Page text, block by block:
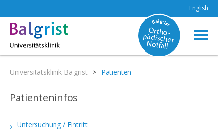
English
Universitätsklinik Balgrist > Patienten
Patienteninfos
Untersuchung / Eintritt